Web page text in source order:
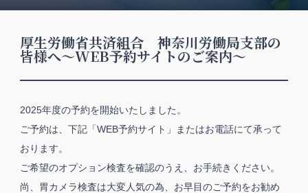
厚生労働省共済組合 神奈川労働局支部の
皆様へ～WEB予約サイトのご案内～
2025年度の予約を開始いたしました。
ご予約は、下記「WEB予約サイト」またはお電話にて承って
おります。
ご希望のオプション検査を確認のうえ、お手続きください。
尚、胃カメラ検査は大変人気の為、お早目のご予約をお勧め